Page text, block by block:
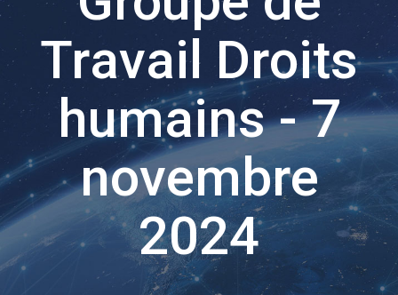
Travail Droits
humains - 7
novembre
2024